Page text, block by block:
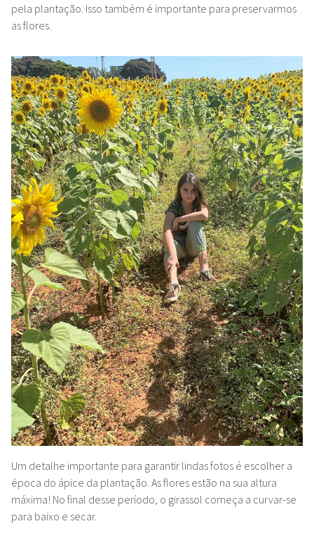
pela plantação. Isso também é importante para preservarmos
as flores.
Um detalhe importante para garantir lindas fotos é escolher a
época do ápice da plantação. As flores estão na sua altura
máxima! No final desse período, o girassol começa a curvar-se
para baixo e secar.